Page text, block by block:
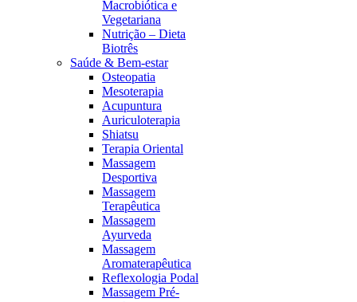
Macrobiótica e
Vegetariana
Nutrição – Dieta
Biotrês
Saúde & Bem-estar
Osteopatia
Mesoterapia
Acupuntura
Auriculoterapia
Shiatsu
Terapia Oriental
Massagem
Desportiva
Massagem
Terapêutica
Massagem
Ayurveda
Massagem
Aromaterapêutica
Reflexologia Podal
Massagem Pré-